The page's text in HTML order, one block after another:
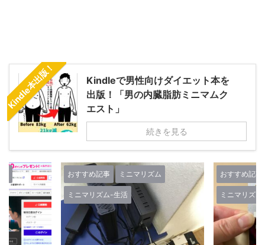
Kindle本出版！
Kindleで男性向けダイエット本を
出版！「男の内臓脂肪ミニマムク
エスト」
続きを見る
おすすめ記事 ミニマリズム
ミニマリズム-生活
おすすめ記事
ミニマリズ
人生-考え方